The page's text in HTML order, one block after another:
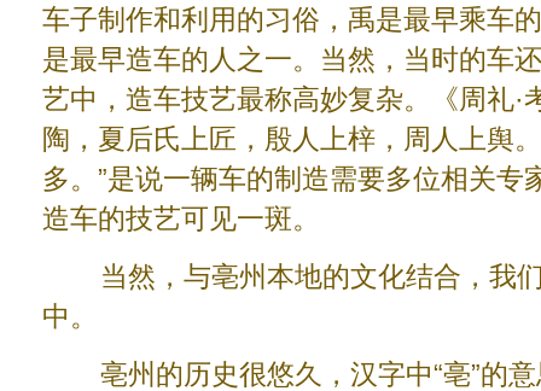
车子制作和利用的习俗，禹是最早乘车
是最早造车的人之一。当然，当时的车
艺中，造车技艺最称高妙复杂。《周礼·
陶，夏后氏上匠，殷人上梓，周人上舆
多。”是说一辆车的制造需要多位相关
造车的技艺可见一斑。
当然，与亳州本地的文化结合，我们
中。
亳州的历史很悠久，汉字中“亳”的意